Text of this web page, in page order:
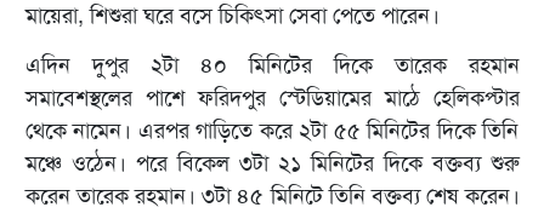
মায়েরা, শিশুরা ঘরে বসে চিকিৎসা সেবা পেতে পারেন।
এদিন দুপুর ২টা ৪০ মিনিটের দিকে তারেক রহমান
সমাবেশস্থলের পাশে ফরিদপুর স্টেডিয়ামের মাঠে হেলিকপ্টার
থেকে নামেন। এরপর গাড়িতে করে ২টা ৫৫ মিনিটের দিকে তিনি
মঞ্চে ওঠেন। পরে বিকেল ৩টা ২১ মিনিটের দিকে বক্তব্য শুরু
করেন তারেক রহমান। ৩টা ৪৫ মিনিটে তিনি বক্তব্য শেষ করেন।